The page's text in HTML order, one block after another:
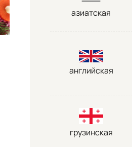
азиатская
английская
грузинская